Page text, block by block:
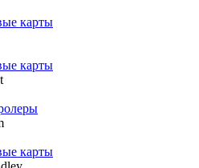
карты
карты
карты